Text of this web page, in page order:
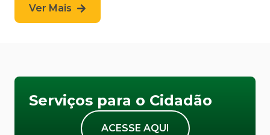
Ver Mais
Serviços para o Cidadão
ACESSE AQUI